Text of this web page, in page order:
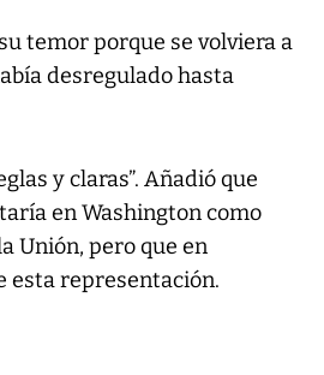
temor porque se volviera a
desregulado hasta
y claras”. Añadió que
en Washington como
Unión, pero que en
esta representación.